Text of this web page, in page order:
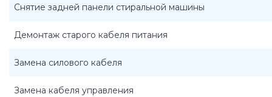
Снятие задней панели стиральной машины
Демонтаж старого кабеля питания
Замена силового кабеля
Замена кабеля управления